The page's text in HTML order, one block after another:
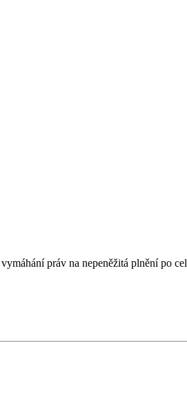
práv na nepeněžitá plnění po